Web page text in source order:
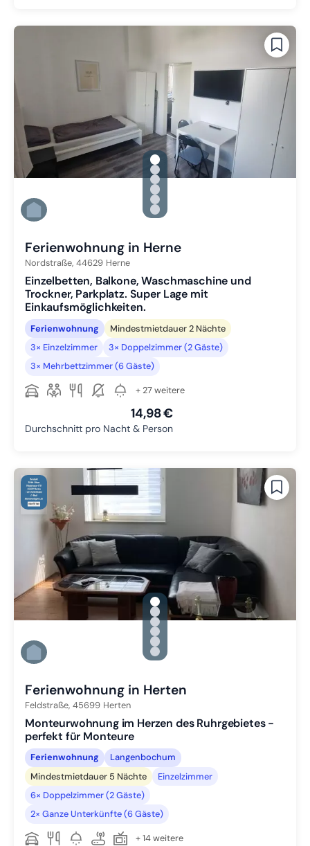
gallery.slide_selector
Zu Slide 1 wechseln
Zu Slide 2 wechseln
Zu Slide 3 wechseln
Zu Slide 4 wechseln
Zu Slide 5 wechseln
Zu Slide 6 wechseln
Ferienwohnung in Herne
Nordstraße, 44629 Herne
Einzelbetten, Balkone, Waschmaschine und
Trockner, Parkplatz. Super Lage mit
Einkaufsmöglichkeiten.
Ferienwohnung
Mindestmietdauer 2 Nächte
3× Einzelzimmer
3× Doppelzimmer (2 Gäste)
3× Mehrbettzimmer (6 Gäste)
+ 27 weitere
14,98 €
Durchschnitt pro Nacht & Person
gallery.slide_selector
Zu Slide 1 wechseln
Zu Slide 2 wechseln
Zu Slide 3 wechseln
Zu Slide 4 wechseln
Zu Slide 5 wechseln
Zu Slide 6 wechseln
Ferienwohnung in Herten
Feldstraße, 45699 Herten
Monteurwohnung im Herzen des Ruhrgebietes -
perfekt für Monteure
Ferienwohnung
Langenbochum
Mindestmietdauer 5 Nächte
Einzelzimmer
6× Doppelzimmer (2 Gäste)
2× Ganze Unterkünfte (6 Gäste)
+ 14 weitere